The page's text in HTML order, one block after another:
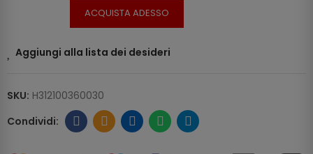
ACQUISTA ADESSO
Aggiungi alla lista dei desideri
SKU: H312100360030